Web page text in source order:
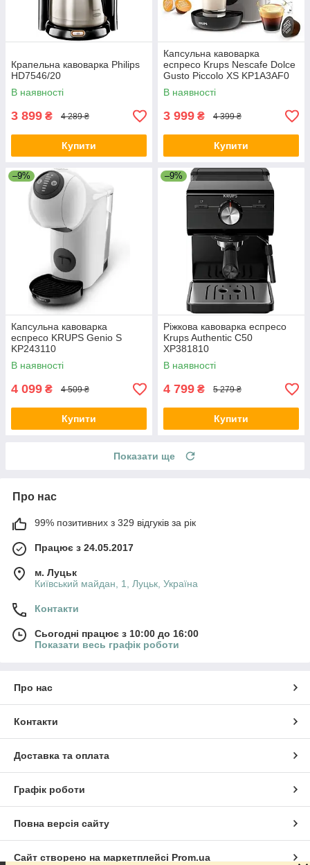
Крапельна кавоварка Philips
HD7546/20
В наявності
3 899 ₴ 4 289 ₴
Купити
Капсульна кавоварка
еспресо Krups Nescafe Dolce
Gusto Piccolo XS KP1A3AF0
В наявності
3 999 ₴ 4 399 ₴
Купити
–9%
Капсульна кавоварка
еспресо KRUPS Genio S
KP243110
В наявності
4 099 ₴ 4 509 ₴
Купити
–9%
Ріжкова кавоварка еспресо
Krups Authentic C50
XP381810
В наявності
4 799 ₴ 5 279 ₴
Купити
Показати ще
Про нас
99% позитивних з 329 відгуків за рік
Працює з 24.05.2017
м. Луцьк
Київський майдан, 1, Луцьк, Україна
Контакти
Сьогодні працює з 10:00 до 16:00
Показати весь графік роботи
Про нас
Контакти
Доставка та оплата
Графік роботи
Повна версія сайту
Сайт створено на маркетплейсі Prom.ua